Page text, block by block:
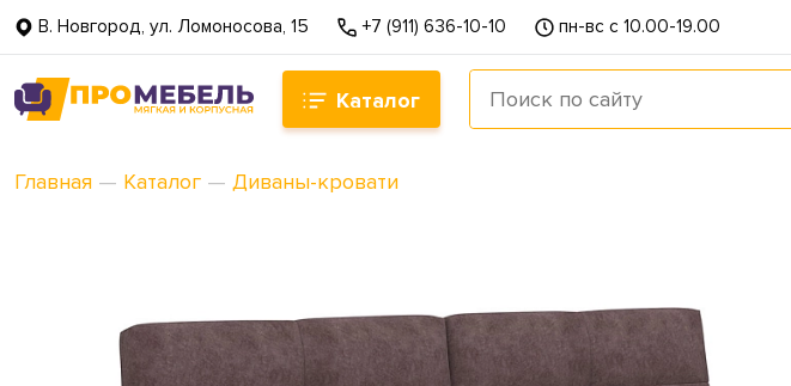
В. Новгород, ул. Ломоносова, 15 +7 (911) 636-10-10 пн-вс с 10.00-19.00
Каталог
Главная — Каталог — Диваны-кровати